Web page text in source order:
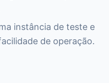
instância de teste e
de operação.